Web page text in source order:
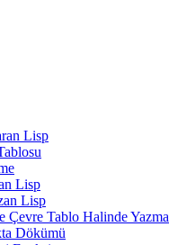
Lisp
Lisp
Lisp
Çevre Tablo Halinde Yazma
Dökümü